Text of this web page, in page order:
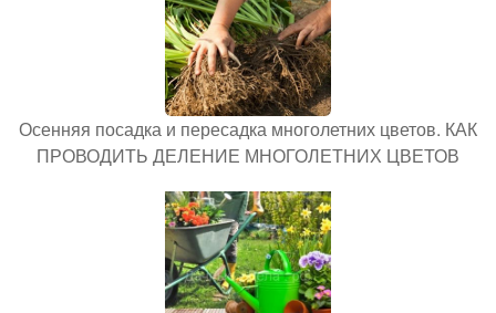
Осенняя посадка и пересадка многолетних цветов. КАК
ПРОВОДИТЬ ДЕЛЕНИЕ МНОГОЛЕТНИХ ЦВЕТОВ